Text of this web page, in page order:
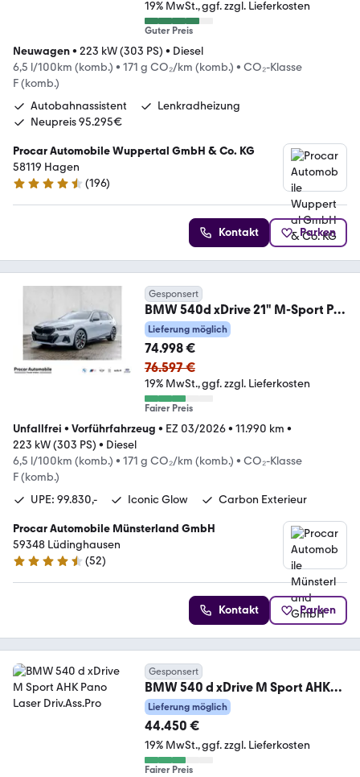
19% MwSt. ggf. zzgl. Lieferkosten
Guter Preis
Neuwagen• 223 kW (303 PS) • Diesel
6,5 l/100km (komb.) • 171 g CO₂/km (komb.) • CO₂-Klasse
F (komb.)
Autobahnassistent
Lenkradheizung
Neupreis 95.295€
Procar Automobile Wuppertal GmbH & Co. KG
58119 Hagen
4.7 Sterne
(196)
Kontakt Parken
Gesponsert
BMW 540d xDrive 21" M-Sport Pro
Pano DA Prof. HuD 36
Lieferung möglich
74.998 €
76.597 €
19% MwSt. ggf. zzgl. Lieferkosten
Fairer Preis
Unfallfrei • Vorführfahrzeug • EZ 03/2026• 11.990 km •
223 kW (303 PS) • Diesel
6,5 l/100km (komb.) • 171 g CO₂/km (komb.) • CO₂-Klasse
F (komb.)
UPE: 99.830,-
Iconic Glow Carbon Exterieur
Procar Automobile Münsterland GmbH
59348 Lüdinghausen
4.7 Sterne
(52)
Kontakt Parken
Gesponsert
BMW 540 d xDrive M Sport AHK
Pano Laser Driv.Ass.Pro
Lieferung möglich
44.450 €
19% MwSt. ggf. zzgl. Lieferkosten
Fairer Preis